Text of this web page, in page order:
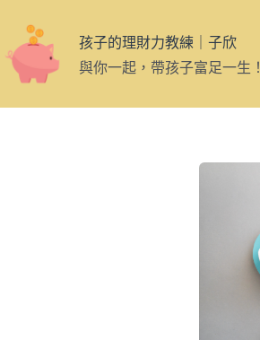
孩子的理財力教練｜子欣
與你一起，帶孩子富足一生！